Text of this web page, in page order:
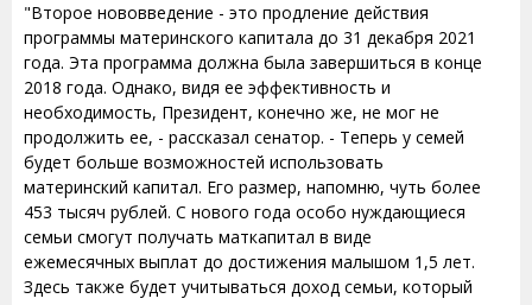
"Второе нововведение - это продление действия
программы материнского капитала до 31 декабря 2021
года. Эта программа должна была завершиться в конце
2018 года. Однако, видя ее эффективность и
необходимость, Президент, конечно же, не мог не
продолжить ее, - рассказал сенатор. - Теперь у семей
будет больше возможностей использовать
материнский капитал. Его размер, напомню, чуть более
453 тысяч рублей. С нового года особо нуждающиеся
семьи смогут получать маткапитал в виде
ежемесячных выплат до достижения малышом 1,5 лет.
Здесь также будет учитываться доход семьи, который